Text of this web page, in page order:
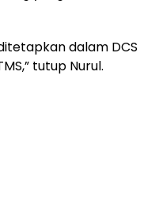
dalam DCS
tutup Nurul.